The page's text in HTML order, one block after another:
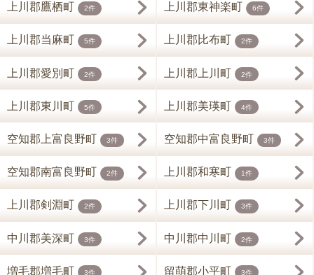
上川郡鷹栖町 2件 上川郡東神楽町 6件
上川郡当麻町 5件 上川郡比布町 2件
上川郡愛別町 2件 上川郡上川町 2件
上川郡東川町 5件 上川郡美瑛町 4件
空知郡上富良野町 3件 空知郡中富良野町 3件
空知郡南富良野町 2件 上川郡和寒町 1件
上川郡剣淵町 2件 上川郡下川町 3件
中川郡美深町 3件 中川郡中川町 2件
増毛郡増毛町 3件 留萌郡小平町 3件